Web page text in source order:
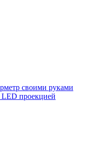
своими руками
проекцией